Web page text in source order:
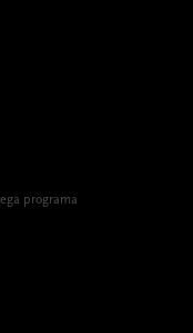
programa